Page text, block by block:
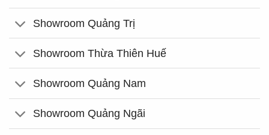
Showroom Quảng Trị
Showroom Thừa Thiên Huế
Showroom Quảng Nam
Showroom Quảng Ngãi